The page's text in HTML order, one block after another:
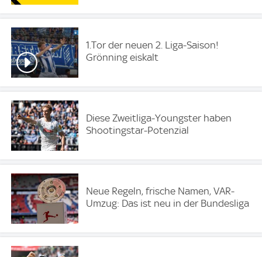
1.Tor der neuen 2. Liga-Saison!
Grönning eiskalt
Diese Zweitliga-Youngster haben
Shootingstar-Potenzial
Neue Regeln, frische Namen, VAR-
Umzug: Das ist neu in der Bundesliga